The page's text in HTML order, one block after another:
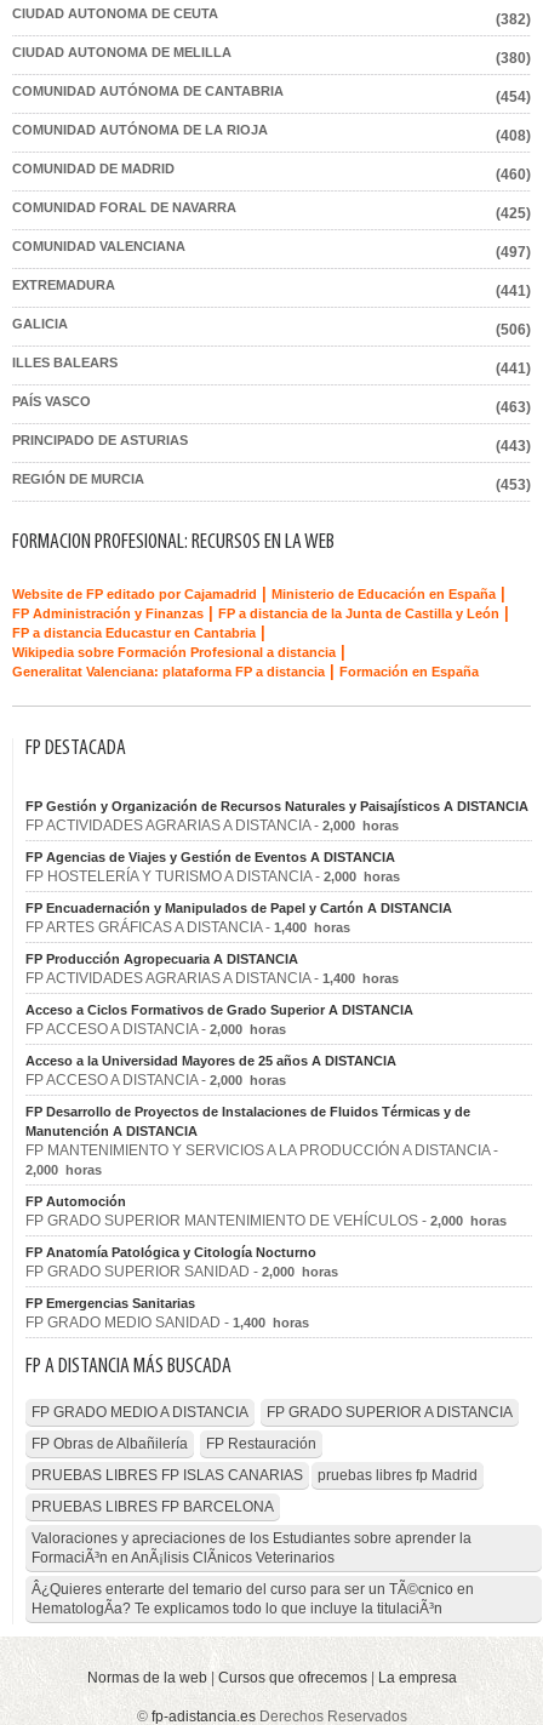
CIUDAD AUTONOMA DE CEUTA (382)
CIUDAD AUTONOMA DE MELILLA (380)
COMUNIDAD AUTÓNOMA DE CANTABRIA (454)
COMUNIDAD AUTÓNOMA DE LA RIOJA (408)
COMUNIDAD DE MADRID (460)
COMUNIDAD FORAL DE NAVARRA (425)
COMUNIDAD VALENCIANA (497)
EXTREMADURA (441)
GALICIA (506)
ILLES BALEARS (441)
PAÍS VASCO (463)
PRINCIPADO DE ASTURIAS (443)
REGIÓN DE MURCIA (453)
FORMACION PROFESIONAL: RECURSOS EN LA WEB
Website de FP editado por Cajamadrid Ministerio de Educación en España
FP Administración y Finanzas FP a distancia de la Junta de Castilla y León
FP a distancia Educastur en Cantabria
Wikipedia sobre Formación Profesional a distancia
Generalitat Valenciana: plataforma FP a distancia Formación en España
FP DESTACADA
FP Gestión y Organización de Recursos Naturales y Paisajísticos A DISTANCIA
FP ACTIVIDADES AGRARIAS A DISTANCIA - 2,000 horas
FP Agencias de Viajes y Gestión de Eventos A DISTANCIA
FP HOSTELERÍA Y TURISMO A DISTANCIA - 2,000 horas
FP Encuadernación y Manipulados de Papel y Cartón A DISTANCIA
FP ARTES GRÁFICAS A DISTANCIA - 1,400 horas
FP Producción Agropecuaria A DISTANCIA
FP ACTIVIDADES AGRARIAS A DISTANCIA - 1,400 horas
Acceso a Ciclos Formativos de Grado Superior A DISTANCIA
FP ACCESO A DISTANCIA - 2,000 horas
Acceso a la Universidad Mayores de 25 años A DISTANCIA
FP ACCESO A DISTANCIA - 2,000 horas
FP Desarrollo de Proyectos de Instalaciones de Fluidos Térmicas y de
Manutención A DISTANCIA
FP MANTENIMIENTO Y SERVICIOS A LA PRODUCCIÓN A DISTANCIA -
2,000 horas
FP Automoción
FP GRADO SUPERIOR MANTENIMIENTO DE VEHÍCULOS - 2,000 horas
FP Anatomía Patológica y Citología Nocturno
FP GRADO SUPERIOR SANIDAD - 2,000 horas
FP Emergencias Sanitarias
FP GRADO MEDIO SANIDAD - 1,400 horas
FP A DISTANCIA MÁS BUSCADA
FP GRADO MEDIO A DISTANCIA
FP GRADO SUPERIOR A DISTANCIA
FP Obras de Albañilería
FP Restauración
PRUEBAS LIBRES FP ISLAS CANARIAS
pruebas libres fp Madrid
PRUEBAS LIBRES FP BARCELONA
Valoraciones y apreciaciones de los Estudiantes sobre aprender la
FormaciÃ³n en AnÃ¡lisis ClÃ­nicos Veterinarios
Â¿Quieres enterarte del temario del curso para ser un TÃ©cnico en
HematologÃ­a? Te explicamos todo lo que incluye la titulaciÃ³n
Normas de la web| Cursos que ofrecemos| La empresa
© fp-adistancia.esDerechos Reservados